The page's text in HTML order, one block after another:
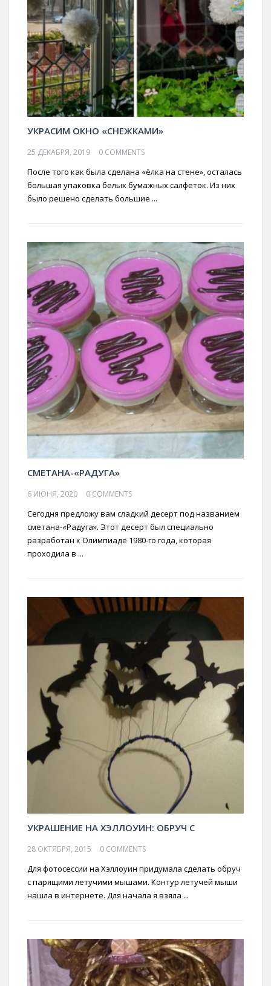
УКРАСИМ ОКНО «СНЕЖКАМИ»
25 ДЕКАБРЯ, 2019 0 COMMENTS
После того как была сделана «ёлка на стене», осталась
большая упаковка белых бумажных салфеток. Из них
было решено сделать большие ...
СМЕТАНА-«РАДУГА»
6 ИЮНЯ, 2020 0 COMMENTS
Сегодня предложу вам сладкий десерт под названием
сметана-«Радуга». Этот десерт был специально
разработан к Олимпиаде 1980-го года, которая
проходила в ...
УКРАШЕНИЕ НА ХЭЛЛОУИН: ОБРУЧ С
28 ОКТЯБРЯ, 2015 0 COMMENTS
Для фотосессии на Хэллоуин придумала сделать обруч
с парящими летучими мышами. Контур летучей мыши
нашла в интернете. Для начала я взяла ...